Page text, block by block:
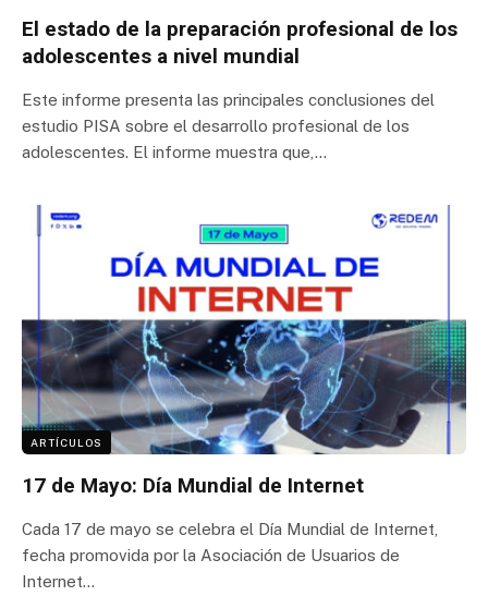
El estado de la preparación profesional de los
adolescentes a nivel mundial
Este informe presenta las principales conclusiones del
estudio PISA sobre el desarrollo profesional de los
adolescentes. El informe muestra que,…
ARTÍCULOS
17 de Mayo: Día Mundial de Internet
Cada 17 de mayo se celebra el Día Mundial de Internet,
fecha promovida por la Asociación de Usuarios de
Internet…